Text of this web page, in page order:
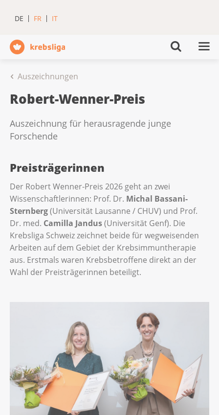
DE FR IT
Auszeichnungen
Robert-Wenner-Preis
Auszeichnung für herausragende junge
Forschende
Preisträgerinnen
Der Robert Wenner-Preis 2026 geht an zwei
Wissenschaftlerinnen: Prof. Dr. Michal Bassani-
Sternberg(Universität Lausanne / CHUV) und Prof.
Dr. med. Camilla Jandus(Universität Genf). Die
Krebsliga Schweiz zeichnet beide für wegweisenden
Arbeiten auf dem Gebiet der Krebsimmuntherapie
aus. Erstmals waren Krebsbetroffene direkt an der
Wahl der Preisträgerinnen beteiligt.